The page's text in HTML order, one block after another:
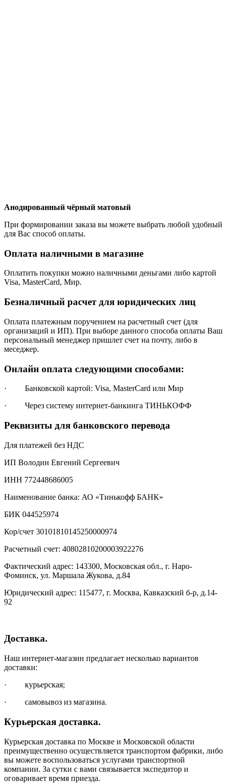
Анодированный чёрный матовый
При формировании заказа вы можете выбрать любой удобный
для Вас способ оплаты.
Оплата наличными в магазине
Оплатить покупки можно наличными деньгами либо картой
Visa, MasterCard, Мир.
Безналичный расчет для юридических лиц
Оплата платежным поручением на расчетный счет (для
организаций и ИП). При выборе данного способа оплаты Ваш
персональный менеджер пришлет счет на почту, либо в
меседжер.
Онлайн оплата следующими способами:
· Банковской картой: Visa, MasterCard или Мир
· Через систему интернет-банкинга ТИНЬКОФФ
Реквизиты для банковского перевода
Для платежей без НДС
ИП Володин Евгений Сергеевич
ИНН 772448686005
Наименование банка: АО «Тинькофф БАНК»
БИК 044525974
Кор/счет 30101810145250000974
Расчетный счет: 40802810200003922276
Фактический адрес: 143300, Московская обл., г. Наро-
Фоминск, ул. Маршала Жукова, д.84
Юридический адрес: 115477, г. Москва, Кавказский б-р, д.14-
92
Доставка.
Наш интернет-магазин предлагает несколько вариантов
доставки:
· курьерская;
· самовывоз из магазина.
Курьерская доставка.
Курьерская доставка по Москве и Московской области
преимущественно осуществляется транспортом фабрики, либо
вы можете воспользоваться услугами транспортной
компании. За сутки с вами связывается экспедитор и
оговаривает время приезда.